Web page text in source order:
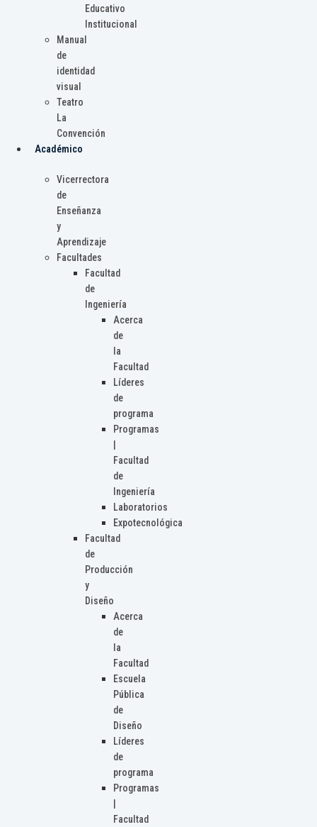
Educativo
Institucional
Manual
de
identidad
visual
Teatro
La
Convención
Académico
Vicerrectora
de
Enseñanza
y
Aprendizaje
Facultades
Facultad
de
Ingeniería
Acerca
de
la
Facultad
Líderes
de
programa
Programas
Facultad
de
Ingeniería
Laboratorios
Expotecnológica
Facultad
de
Producción
y
Diseño
Acerca
de
la
Facultad
Escuela
Pública
de
Diseño
Líderes
de
programa
Programas
Facultad